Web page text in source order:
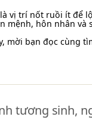
vị trí nốt ruồi ít để
mệnh, hôn nhân và
mời bạn đọc cùng
tương sinh,